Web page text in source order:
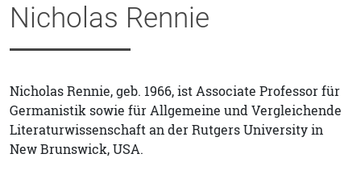
Nicholas Rennie
Nicholas Rennie, geb. 1966, ist Associate Professor für
Germanistik sowie für Allgemeine und Vergleichende
Literaturwissenschaft an der Rutgers University in
New Brunswick, USA.